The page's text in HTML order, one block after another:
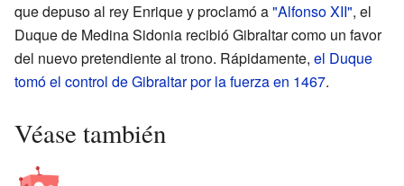
que depuso al rey Enrique y proclamó a"Alfonso XII", el
Duque de Medina Sidonia recibió Gibraltar como un favor
del nuevo pretendiente al trono. Rápidamente, el Duque
tomó el control de Gibraltar por la fuerza en 1467.
Véase también